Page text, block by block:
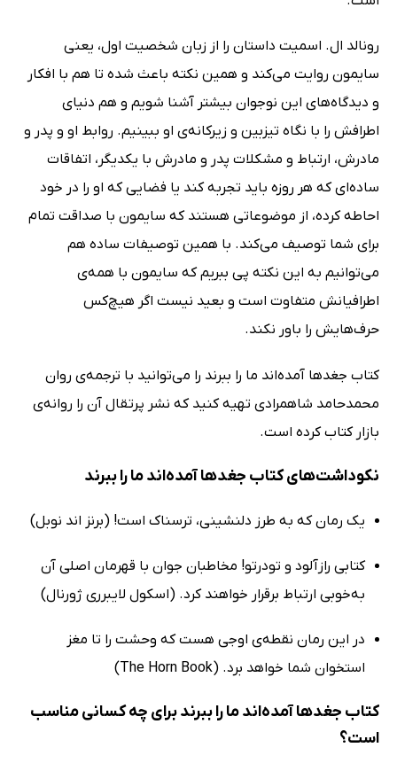
رونالد ال. اسمیت داستان را از زبان شخصیت اول، یعنی
سایمون روایت می‌کند و همین نکته باعث شده تا هم با افکار
و دیدگاه‌های این نوجوان بیشتر آشنا شویم و هم دنیای
اطرافش را با نگاه تیزبین و زیرکانه‌ی او ببینیم. روابط او و پدر و
مادرش، ارتباط و مشکلات پدر و مادرش با یکدیگر، اتفاقات
ساده‌ای که هر روزه باید تجربه کند یا فضایی که او را در خود
احاطه کرده، از موضوعاتی هستند که سایمون با صداقت تمام
برای شما توصیف می‌کند. با همین توصیفات ساده هم
می‌توانیم به این نکته پی ببریم که سایمون با همه‌ی
اطرافیانش متفاوت است و بعید نیست اگر هیچ‌کس
حرف‌هایش را باور نکند.
کتاب جغدها آمده‌اند ما را ببرند را می‌توانید با ترجمه‌ی روان
محمدحامد شاهمرادی تهیه کنید که نشر پرتقال آن را روانه‌ی
بازار کتاب کرده است.
نکوداشت‌های کتاب جغدها آمده‌اند ما را ببرند
یک رمان که به طرز دلنشینی، ترسناک است! (برنز اند نوبل)
کتابی رازآلود و تودرتو! مخاطبان جوان با قهرمان اصلی آن
به‌خوبی ارتباط برقرار خواهند کرد. (اسکول لایبرری ژورنال)
در این رمان نقطه‌ی اوجی هست که وحشت را تا مغز
استخوان شما خواهد برد. (The Horn Book)
کتاب جغدها آمده‌اند ما را ببرند برای چه کسانی مناسب
است؟